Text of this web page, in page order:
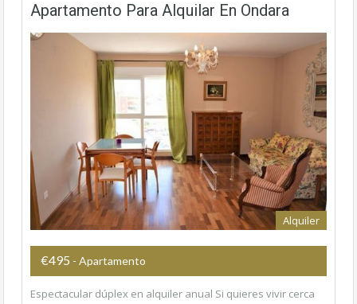
Apartamento Para Alquilar En Ondara
Alquiler
€495 - Apartamento
Espectacular dúplex en alquiler anual Si quieres vivir cerca